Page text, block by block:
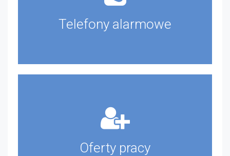
Telefony alarmowe
Oferty pracy